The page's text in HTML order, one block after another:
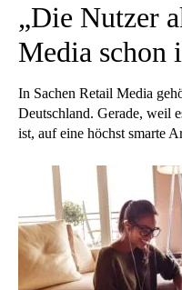
„Die Nutzer
Media schon
In Sachen Retail Media
Deutschland. Gerade, weil
ist, auf eine höchst smarte